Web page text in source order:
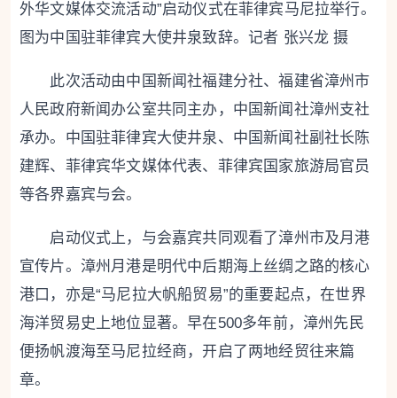
外华文媒体交流活动”启动仪式在菲律宾马尼拉举行。
图为中国驻菲律宾大使井泉致辞。记者 张兴龙 摄
此次活动由中国新闻社福建分社、福建省漳州市
人民政府新闻办公室共同主办，中国新闻社漳州支社
承办。中国驻菲律宾大使井泉、中国新闻社副社长陈
建辉、菲律宾华文媒体代表、菲律宾国家旅游局官员
等各界嘉宾与会。
启动仪式上，与会嘉宾共同观看了漳州市及月港
宣传片。漳州月港是明代中后期海上丝绸之路的核心
港口，亦是“马尼拉大帆船贸易”的重要起点，在世界
海洋贸易史上地位显著。早在500多年前，漳州先民
便扬帆渡海至马尼拉经商，开启了两地经贸往来篇
章。